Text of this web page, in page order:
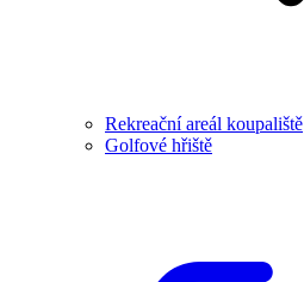
Rekreační areál koupaliště
Golfové hřiště